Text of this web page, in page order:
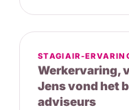
STAGIAIR-
Werkervaring,
Jens vond het
adviseurs